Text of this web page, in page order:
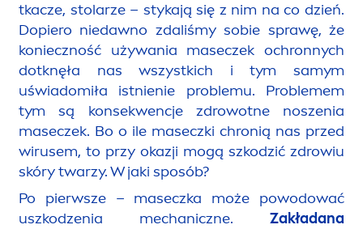
tkacze, stolarze – stykają się z nim na co dzień.
Dopiero niedawno zdaliśmy sobie sprawę, że
konieczność używania maseczek ochronnych
dotknęła nas wszystkich i tym samym
uświadomiła istnienie problemu. Problemem
tym są konsekwencje zdrowotne noszenia
maseczek. Bo o ile maseczki chronią nas przed
wirusem, to przy okazji mogą szkodzić zdrowiu
skóry twarzy. W jaki sposób?
Po pierwsze – maseczka może powodować
uszkodzenia mechaniczne. Zakładana